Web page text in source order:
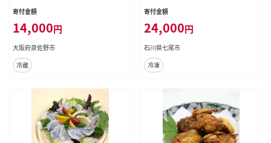
鮮】 099H3375
寄付金額
14,000円
大阪府泉佐野市
冷蔵
袋）冷凍でお届け｜ふぐ 魚介 おかず
みそ 石川県 国産 七尾市
寄付金額
24,000円
石川県七尾市
冷凍